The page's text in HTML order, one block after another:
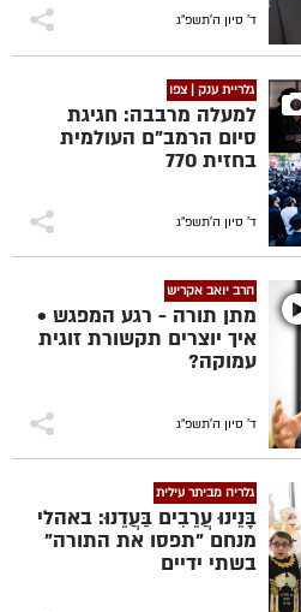
ד' סיון ה׳תשפ״ג
גלריית ענק | צפו
למעלה מרבבה: חגיגת
סיום הרמב"ם העולמית
בחזית 770
ד' סיון ה׳תשפ״ג
הרב יואב אקריש
מתן תורה - רגע המפגש •
איך יוצרים תקשורת זוגית
עמוקה?
ד' סיון ה׳תשפ״ג
גלריה מביתר עילית
בָּנֵינוּ עֲרֵבִים בַּעֲדֵנוּ: באהלי
מנחם "תפסו את התורה"
בשתי ידיים